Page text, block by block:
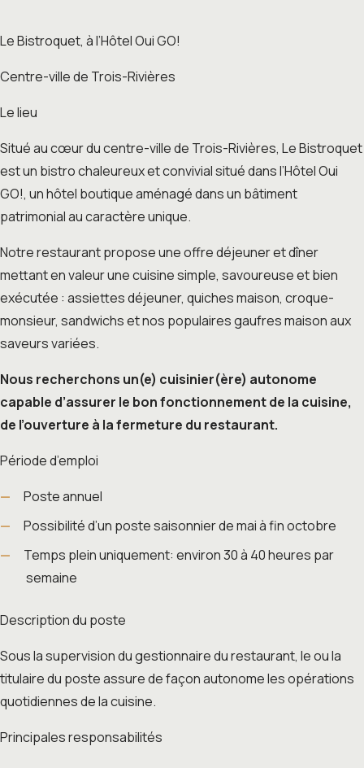
Le Bistroquet, à l’Hôtel Oui GO!
Centre-ville de Trois-Rivières
Le lieu
Situé au cœur du centre-ville de Trois-Rivières, Le Bistroquet
est un bistro chaleureux et convivial situé dans l’Hôtel Oui
GO!, un hôtel boutique aménagé dans un bâtiment
patrimonial au caractère unique.
Notre restaurant propose une offre déjeuner et dîner
mettant en valeur une cuisine simple, savoureuse et bien
exécutée : assiettes déjeuner, quiches maison, croque-
monsieur, sandwichs et nos populaires gaufres maison aux
saveurs variées.
Nous recherchons un(e) cuisinier(ère) autonome
capable d’assurer le bon fonctionnement de la cuisine,
de l’ouverture à la fermeture du restaurant.
Période d’emploi
Poste annuel
Possibilité d’un poste saisonnier de mai à fin octobre
Temps plein uniquement: environ 30 à 40 heures par
semaine
Description du poste
Sous la supervision du gestionnaire du restaurant, le ou la
titulaire du poste assure de façon autonome les opérations
quotidiennes de la cuisine.
Principales responsabilités